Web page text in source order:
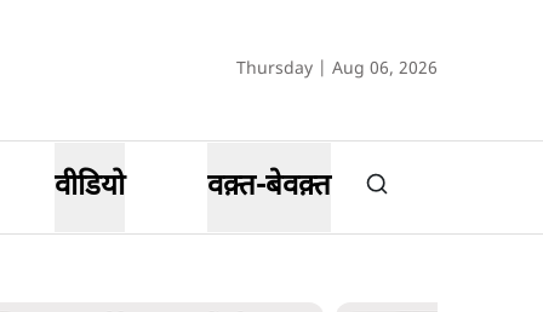
Thursday | Aug 06, 2026
वीडियो वक़्त-बेवक़्त